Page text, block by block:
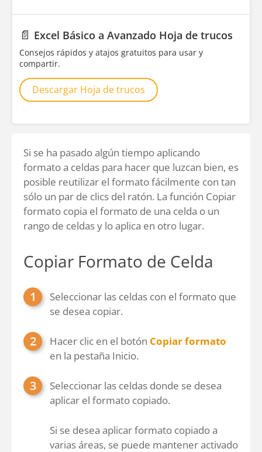
📄 Excel Básico a Avanzado Hoja de trucos
Consejos rápidos y atajos gratuitos para usar y
compartir.
Descargar Hoja de trucos
Si se ha pasado algún tiempo aplicando
formato a celdas para hacer que luzcan bien, es
posible reutilizar el formato fácilmente con tan
sólo un par de clics del ratón. La función Copiar
formato copia el formato de una celda o un
rango de celdas y lo aplica en otro lugar.
Copiar Formato de Celda
Seleccionar las celdas con el formato que
se desea copiar.
Hacer clic en el botón Copiar formato
en la pestaña Inicio.
Seleccionar las celdas donde se desea
aplicar el formato copiado.
Si se desea aplicar formato copiado a
varias áreas, se puede mantener activado